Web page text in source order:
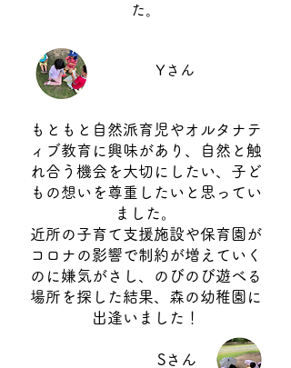
た。
Yさん
もともと自然派育児やオルタナテ
ィブ教育に興味があり、自然と触
れ合う機会を大切にしたい、子ど
もの想いを尊重したいと思ってい
ました。
近所の子育て支援施設や保育園が
コロナの影響で制約が増えていく
のに嫌気がさし、のびのび遊べる
場所を探した結果、森の幼稚園に
出逢いました！
Sさん